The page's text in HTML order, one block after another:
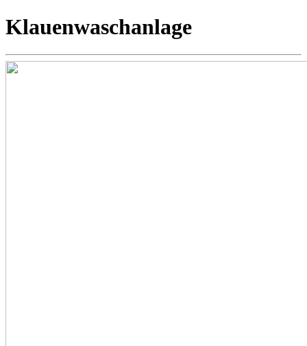
Klauenwaschanlage